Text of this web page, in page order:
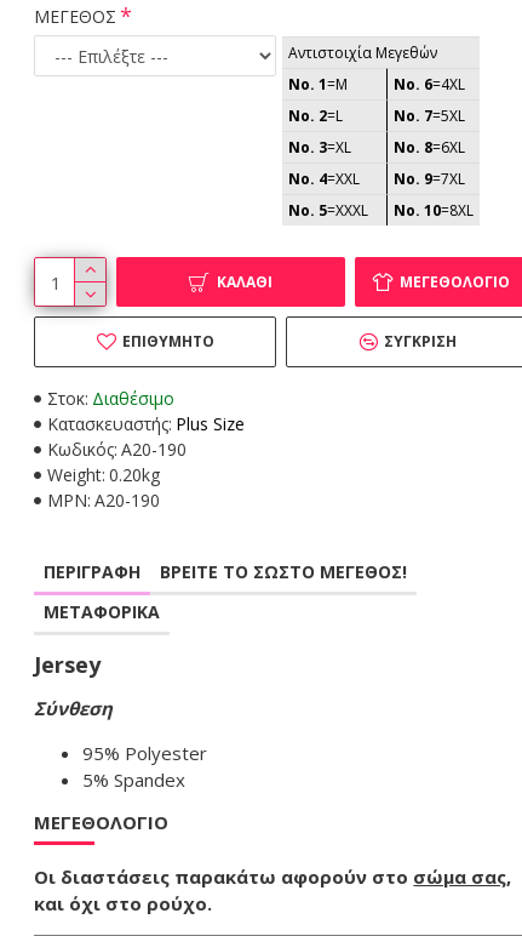
Στοκ: Διαθέσιμο
Κατασκευαστής: Plus Size
Κωδικός: A20-190
Weight: 0.20kg
MPN: A20-190
ΜΕΓΕΘΟΣ
Αντιστοιχία Μεγεθών
No. 1=M No. 6=4XL
No. 2=L No. 7=5XL
No. 3=XL No. 8=6XL
No. 4=XXL No. 9=7XL
No. 5=XXXL No. 10=8XL
ΚΑΛΆΘΙ ΜΕΓΕΘΟΛΌΓΙΟ
ΕΠΙΘΥΜΗΤΌ ΣΎΓΚΡΙΣΗ
ΠΕΡΙΓΡΑΦΗ
ΒΡΕΙΤΕ ΤΟ ΣΩΣΤΟ ΜΕΓΕΘΟΣ!
ΜΕΤΑΦΟΡΙΚΑ
Jersey
Σύνθεση
95% Polyester
5% Spandex
ΜΕΓΕΘΟΛΌΓΙΟ
Οι διαστάσεις παρακάτω αφορούν στο σώμα σας,
και όχι στο ρούχο.
A20-190 Μπλούζα ίσια με φερμουάρ - Μπλε Μαρέν
34,90€
Καλάθι